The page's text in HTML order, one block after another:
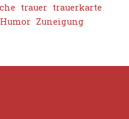
trauer trauerkarte
Zuneigung